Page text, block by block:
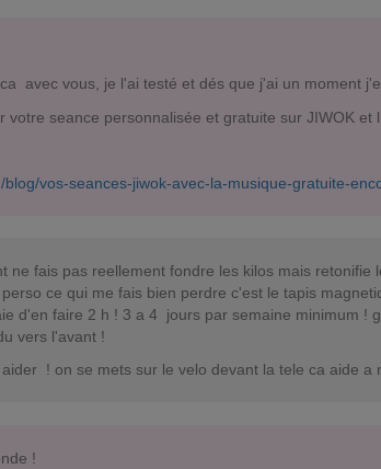
avec vous, je l'ai testé et dés que j'ai un moment
votre seance personnalisée et gratuite sur JIWOK
blog/vos-seances-jiwok-avec-la-musique-gratuite-
ne fais pas reellement fondre les kilos mais
ce qui me fais bien perdre c'est le tapis
d'en faire 2 h ! 3 a 4 jours par semaine minimum !
vers l'avant !
! on se mets sur le velo devant la tele ca aide a
!